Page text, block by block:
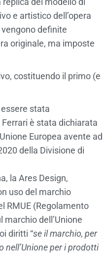
e artistico dell’opera
vengono definite
originale, ma imposte
costituendo il primo (e
stata
è stata dichiarata
Europea avente ad
della Divisione di
la Ares Design,
uso del marchio
RMUE (Regolamento
dell’Unione
diritti “se il marchio, per
per i prodotti